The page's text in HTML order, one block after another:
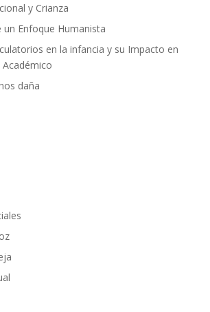
y Crianza
un Enfoque Humanista
en la infancia y su Impacto en
daña